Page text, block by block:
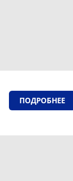
ПОДРОБНЕЕ